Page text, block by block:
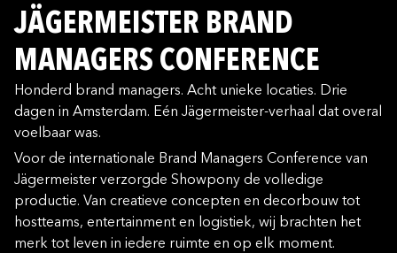
JÄGERMEISTER BRAND
MANAGERS CONFERENCE
Honderd brand managers. Acht unieke locaties. Drie
dagen in Amsterdam. Eén Jägermeister-verhaal dat overal
voelbaar was.
Voor de internationale Brand Managers Conference van
Jägermeister verzorgde Showpony de volledige
productie. Van creatieve concepten en decorbouw tot
hostteams, entertainment en logistiek, wij brachten het
merk tot leven in iedere ruimte en op elk moment.